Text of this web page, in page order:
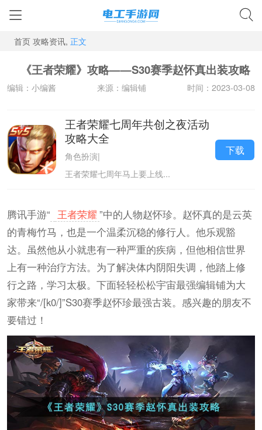
首页 攻略资讯, 正文
《王者荣耀》攻略——S30赛季赵怀真出装攻略
编辑：小编酱 来源：编辑铺 时间：2023-03-08
王者荣耀七周年共创之夜活动
攻略大全
角色扮演|
王者荣耀七周年马上要上线...
下载
腾讯手游“ 王者荣耀 ”中的人物赵怀珍。赵怀真的是云英
的青梅竹马，也是一个温柔沉稳的修行人。他乐观豁
达。虽然他从小就患有一种严重的疾病，但他相信世界
上有一种治疗方法。为了解决体内阴阳失调，他踏上修
行之路，学习太极。下面轻轻松松宇宙最强编辑铺为大
家带来“/[k0/]”S30赛季赵怀珍最强古装。感兴趣的朋友不
要错过！